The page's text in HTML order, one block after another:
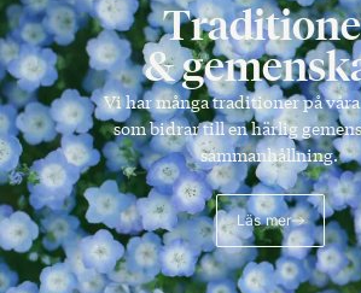
&
Vi har många traditioner på
som bidrar till en härlig
sammanhållning.
Läs mer